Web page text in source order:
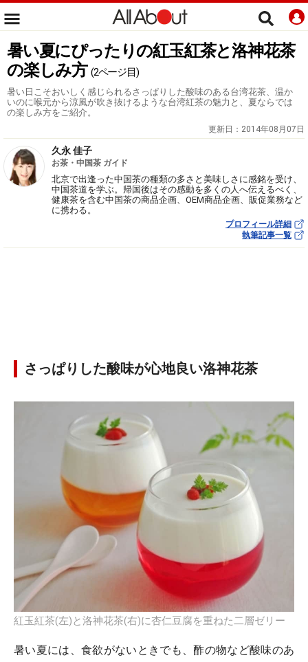
暑い夏にぴったりの紅玉紅茶と洛神花茶
の楽しみ方 (2ページ目)
暑い日こそおいしく感じられるさっぱりした酸味のある台湾花茶、温か
いのに喉元から涼風が吹き抜けるような台湾紅茶の魅力と、夏ならでは
の楽しみ方をご紹介。
更新日： 2014年08月07日
久永 佳子
お茶・中国茶 ガイド
北京で出逢った中国茶の種類の多さと美味しさに感銘を受け、
中国茶道を学ぶ。帰国後はその感動を多くの人へ伝えるべく、
健康茶を含む中国茶の商品企画、OEM商品企画、販促業務など
に携わる。
プロフィール詳細
執筆記事一覧
さっぱりした酸味が心地良い洛神花茶
紅玉紅茶(左)と洛神花茶(右)に杏仁豆腐を重ねた二層ゼリー
暑い夏には、食欲がないときでも、酢の物など酸味のあ